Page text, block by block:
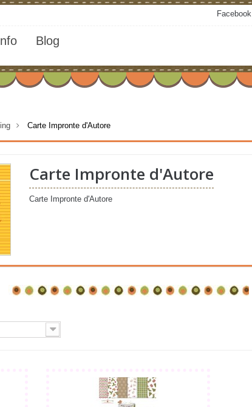
Facebook
Blog
> Carte Impronte d'Autore
Carte Impronte d'Autore
Carte Impronte d'Autore